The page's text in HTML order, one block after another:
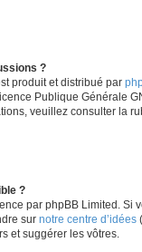
?
produit et distribué par
Publique Générale
veuillez consulter la
?
par phpBB Limited. Si
sur notre centre d’idées
et suggérer les vôtres.